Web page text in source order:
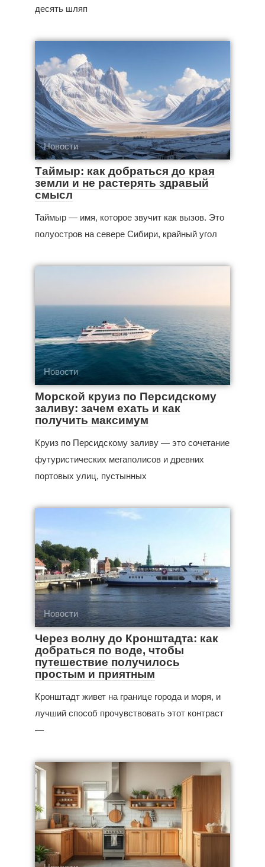
десять шляп
Новости
Таймыр: как добраться до края
земли и не растерять здравый
смысл
Таймыр — имя, которое звучит как вызов. Это
полуостров на севере Сибири, крайный угол
Новости
Морской круиз по Персидскому
заливу: зачем ехать и как
получить максимум
Круиз по Персидскому заливу — это сочетание
футуристических мегаполисов и древних
портовых улиц, пустынных
Новости
Через волну до Кронштадта: как
добраться по воде, чтобы
путешествие получилось
простым и приятным
Кронштадт живет на границе города и моря, и
лучший способ прочувствовать этот контраст
—